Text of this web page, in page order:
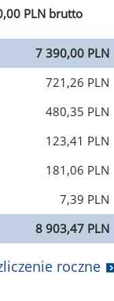
PLN brutto
7 390,00 PLN
721,26 PLN
480,35 PLN
123,41 PLN
181,06 PLN
7,39 PLN
8 903,47 PLN
roczne